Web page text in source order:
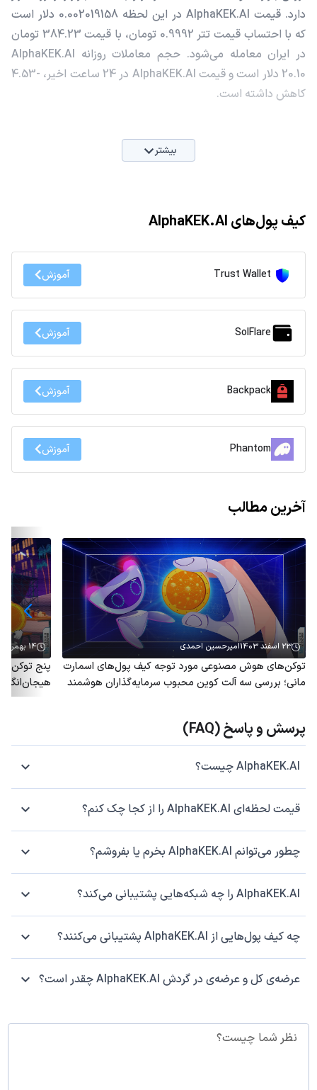
دارد. قیمت AlphaKEK.AI در این لحظه 0.002019158 دلار است
که با احتساب قیمت تتر 0.9992 تومان، با قیمت 384.23 تومان
در ایران معامله می‌شود. حجم معاملات روزانه AlphaKEK.AI
20.10 دلار است و قیمت AlphaKEK.AI در 24 ساعت اخیر، -4.53
کاهش داشته است.
بیشتر
کیف پول‌های AlphaKEK.AI
Trust Wallet آموزش
SolFlare آموزش
Backpack آموزش
Phantom آموزش
آخرین مطالب
23 اسفند 1403 امیرحسین احمدی
توکن‌های هوش مصنوعی مورد توجه کیف پول‌های اسمارت
مانی؛ بررسی سه آلت کوین محبوب سرمایه‌گذاران هوشمند
14 بهمن 1403
پنج توکن
پرسش و پاسخ (FAQ)
AlphaKEK.AI چیست؟
قیمت لحظه‌ای AlphaKEK.AI را از کجا چک کنم؟
چطور می‌توانم AlphaKEK.AI بخرم یا بفروشم؟
AlphaKEK.AI را چه شبکه‌هایی پشتیبانی می‌کند؟
چه کیف پول‌هایی از AlphaKEK.AI پشتیبانی می‌کنند؟
عرضه‌ی کل و عرضه‌ی در گردش AlphaKEK.AI چقدر است؟
نظر شما چیست؟